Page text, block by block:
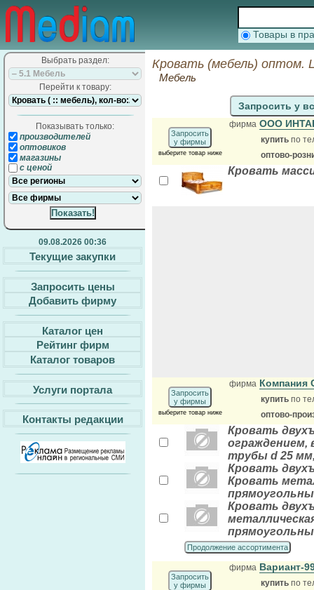
Товары в
Выбрать раздел:
Перейти к товару:
Показывать только:
производителей
оптовиков
магазины
с ценой
09.08.2026 00:36
Текущие закупки
Запросить цены
Добавить фирму
Каталог цен
Рейтинг фирм
Каталог товаров
Услуги портала
Контакты редакции
Кровать (мебель) оптом.
Мебель
Запросить у
Запросить
у фирмы
выберите товар ниже
фирма ООО
купить по
оптово-
Кровать
Запросить
у фирмы
выберите товар ниже
фирма Компания
купить по
оптово-
Кровать
ограждением,
трубы d 25
Кровать
Кровать
Кровать
Продолжение ассортимента
Запросить
у фирмы
фирма Вариант-
купить по